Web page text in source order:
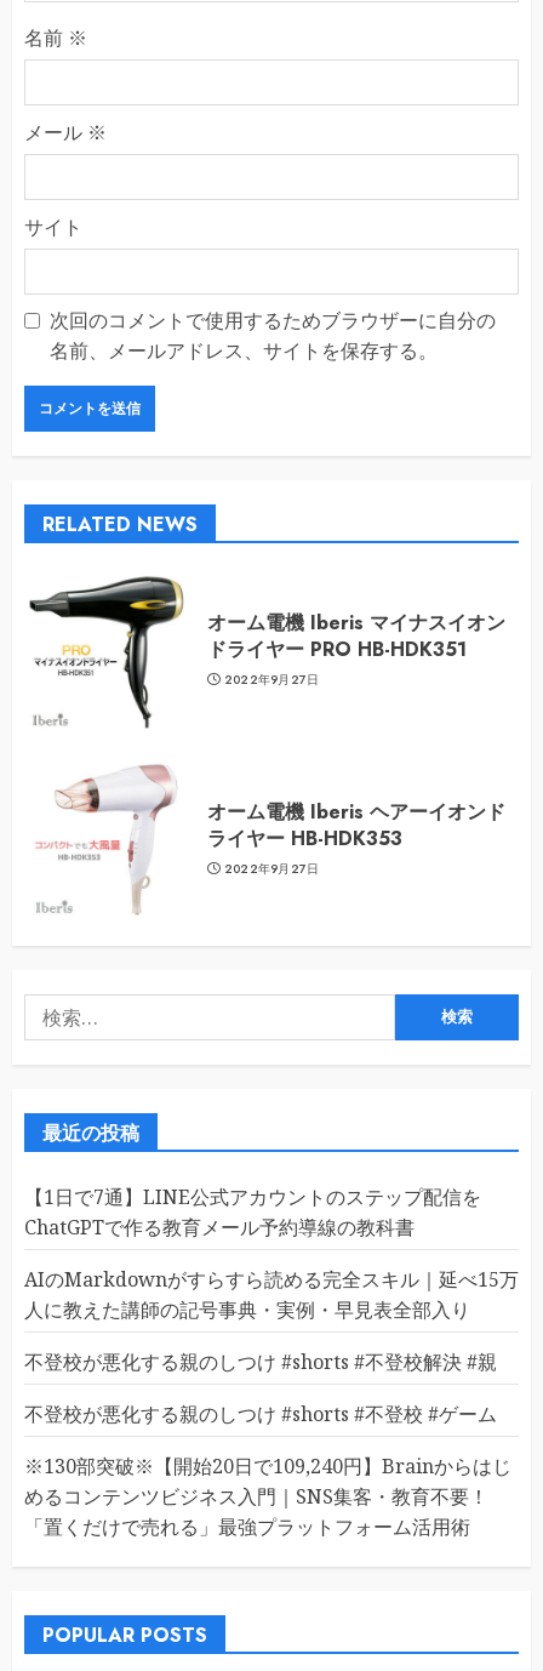
名前 ※
メール ※
サイト
次回のコメントで使用するためブラウザーに自分の
名前、メールアドレス、サイトを保存する。
RELATED NEWS
オーム電機 Iberis マイナスイオン
ドライヤー PRO HB-HDK351
2022年9月27日
オーム電機 Iberis ヘアーイオンド
ライヤー HB-HDK353
2022年9月27日
索:
最近の投稿
【1日で7通】LINE公式アカウントのステップ配信を
ChatGPTで作る教育メール予約導線の教科書
AIのMarkdownがすらすら読める完全スキル｜延べ15万
人に教えた講師の記号事典・実例・早見表全部入り
不登校が悪化する親のしつけ #shorts #不登校解決 #親
不登校が悪化する親のしつけ #shorts #不登校 #ゲーム
※130部突破※【開始20日で109,240円】Brainからはじ
めるコンテンツビジネス入門｜SNS集客・教育不要！
「置くだけで売れる」最強プラットフォーム活用術
POPULAR POSTS